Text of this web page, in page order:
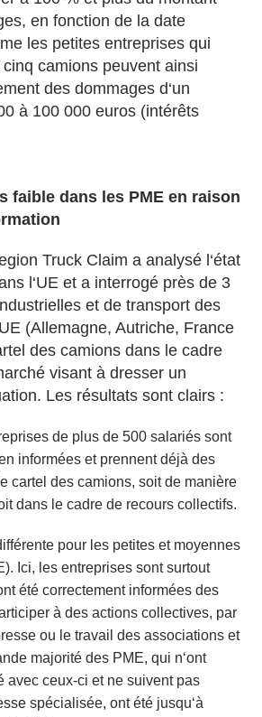
en fonction de la date
les petites entreprises qui
cinq camions peuvent ainsi
des dommages d‘un
à 100 000 euros (intérêts
faible dans les PME en raison
Truck Claim a analysé l‘état
l‘UE et a interrogé près de 3
et de transport des
(Allemagne, Autriche, France
des camions dans le cadre
visant à dresser un
Les résultats sont clairs :
de plus de 500 salariés sont
informées et prennent déjà des
cartel des camions, soit de manière
dans le cadre de recours collectifs.
pour les petites et moyennes
Ici, les entreprises sont surtout
été correctement informées des
à des actions collectives, par
ou le travail des associations et
majorité des PME, qui n‘ont
avec ceux-ci et ne suivent pas
spécialisée, ont été jusqu‘à